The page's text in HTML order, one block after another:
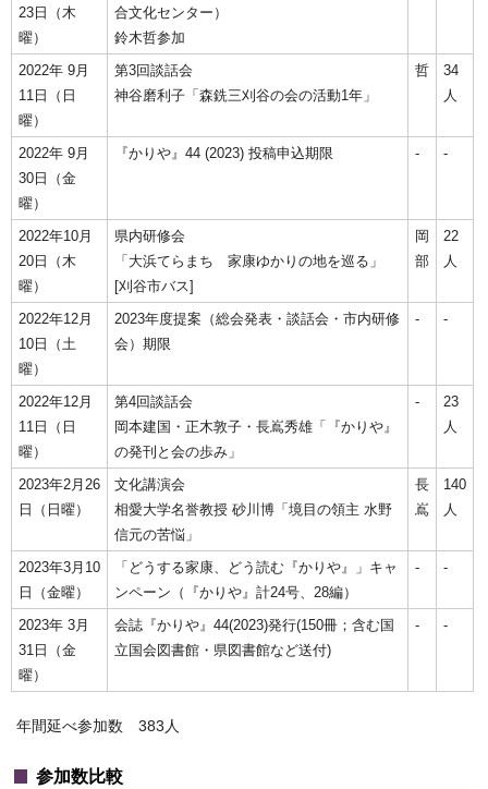
23日（木
曜）
合文化センター）
鈴木哲参加
2022年 9月
11日（日
曜）
第3回談話会
神谷磨利子「森銑三刈谷の会の活動1年」
哲
34
人
2022年 9月
30日（金
曜）
『かりや』44 (2023) 投稿申込期限 - -
2022年10月
20日（木
曜）
県内研修会
「大浜てらまち 家康ゆかりの地を巡る」
[刈谷市バス]
岡
部
22
人
2022年12月
10日（土
曜）
2023年度提案（総会発表・談話会・市内研修
会）期限
- -
2022年12月
11日（日
曜）
第4回談話会
岡本建国・正木敦子・長嶌秀雄「『かりや』
の発刊と会の歩み」
-
23
人
2023年2月26
日（日曜）
文化講演会
相愛大学名誉教授 砂川博「境目の領主 水野
信元の苦悩」
長
嶌
140
人
2023年3月10
日（金曜）
「どうする家康、どう読む『かりや』」キャ
ンペーン（『かりや』計24号、28編）
‐ ‐
2023年 3月
31日（金
曜）
会誌『かりや』44(2023)発行(150冊；含む国
立国会図書館・県図書館など送付)
- -
年間延べ参加数 383人
参加数比較